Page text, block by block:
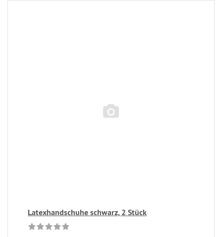
Latexhandschuhe schwarz, 2 Stück